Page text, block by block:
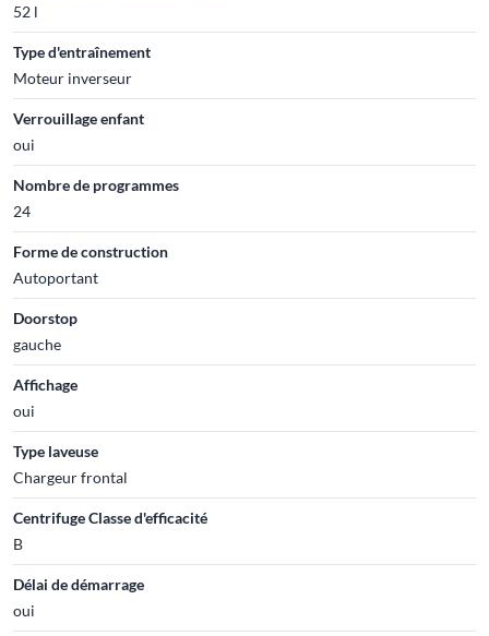
52 l
Type d'entraînement
Moteur inverseur
Verrouillage enfant
oui
Nombre de programmes
24
Forme de construction
Autoportant
Doorstop
gauche
Affichage
oui
Type laveuse
Chargeur frontal
Centrifuge Classe d'efficacité
B
Délai de démarrage
oui